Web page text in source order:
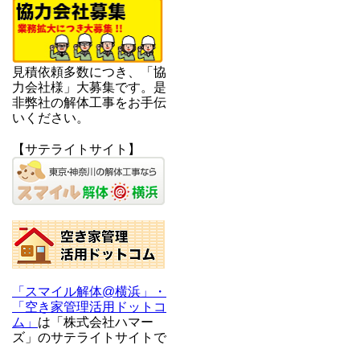
見積依頼多数につき、「協
力会社様」大募集です。是
非弊社の解体工事をお手伝
いください。
【サテライトサイト】
「スマイル解体@横浜」・
「空き家管理活用ドットコ
ム」 は「株式会社ハマー
ズ」のサテライトサイトで